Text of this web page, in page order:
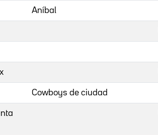
Aníbal
Cowboys de ciudad